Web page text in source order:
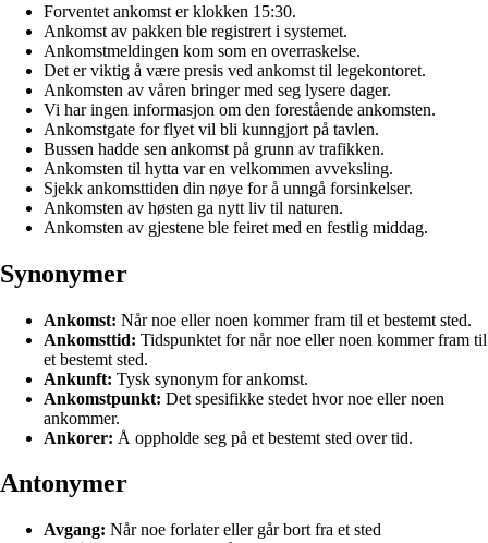
Forventet ankomst er klokken 15:30.
Ankomst av pakken ble registrert i systemet.
Ankomstmeldingen kom som en overraskelse.
Det er viktig å være presis ved ankomst til legekontoret.
Ankomsten av våren bringer med seg lysere dager.
Vi har ingen informasjon om den forestående ankomsten.
Ankomstgate for flyet vil bli kunngjort på tavlen.
Bussen hadde sen ankomst på grunn av trafikken.
Ankomsten til hytta var en velkommen avveksling.
Sjekk ankomsttiden din nøye for å unngå forsinkelser.
Ankomsten av høsten ga nytt liv til naturen.
Ankomsten av gjestene ble feiret med en festlig middag.
Synonymer
Ankomst: Når noe eller noen kommer fram til et bestemt sted.
Ankomsttid: Tidspunktet for når noe eller noen kommer fram til
et bestemt sted.
Ankunft: Tysk synonym for ankomst.
Ankomstpunkt: Det spesifikke stedet hvor noe eller noen
ankommer.
Ankorer: Å oppholde seg på et bestemt sted over tid.
Antonymer
Avgang: Når noe forlater eller går bort fra et sted